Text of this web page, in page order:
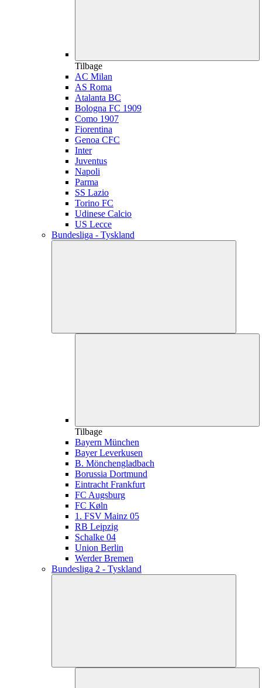
Tilbage
AC Milan
AS Roma
Atalanta BC
Bologna FC 1909
Como 1907
Fiorentina
Genoa CFC
Inter
Juventus
Napoli
Parma
SS Lazio
Torino FC
Udinese Calcio
US Lecce
Bundesliga - Tyskland
Tilbage
Bayern München
Bayer Leverkusen
B. Mönchengladbach
Borussia Dortmund
Eintracht Frankfurt
FC Augsburg
FC Køln
1. FSV Mainz 05
RB Leipzig
Schalke 04
Union Berlin
Werder Bremen
Bundesliga 2 - Tyskland